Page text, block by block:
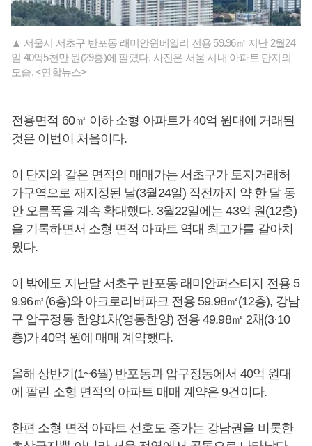
▲ 서울시 서초구 반포동 래미안원베일리 전용 59.96㎡ 지난 2월24
일 40억5천만 원(29층)에 팔렸다. 사진은 서울 시내 아파트 단지의
모습. <연합뉴스>
전용면적 60㎡ 이하 소형 아파트가 40억 원대에 거래된
것은 이번이 처음이다.
이 단지와 같은 면적의 매매가는 서초구가 토지거래허
가구역으로 재지정된 날(3월24일) 직전까지 약 한 달 동
안 오름폭을 계속 확대했다. 3월22일에는 43억 원(12층)
을 기록하면서 소형 면적 아파트 역대 최고가를 갈아치
웠다.
이 밖에도 지난달 서초구 반포동 래미안퍼스티지 전용 5
9.96㎡(6층)와 아크로리버파크 전용 59.98㎡(12층), 강남
구 압구정동 한양1차(영동한양) 전용 49.98㎡ 2채(3·10
층)가 40억 원에 매매 계약했다.
올해 상반기(1~6월) 반포동과 압구정동에서 40억 원대
에 팔린 소형 면적의 아파트 매매 계약은 9건이다.
한편 소형 면적 아파트 선호도 증가는 강남권을 비롯한